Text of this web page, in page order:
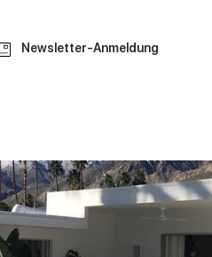
Newsletter-Anmeldung